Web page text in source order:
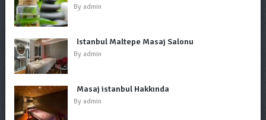
By admin
İstanbul Maltepe Masaj Salonu
By admin
Masaj istanbul Hakkında
By admin